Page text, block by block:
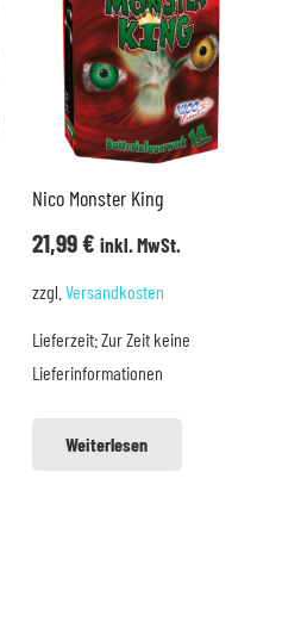
Nico Monster King
21,99€ inkl. MwSt.
zzgl. Versandkosten
Lieferzeit:Zur Zeit keine
Lieferinformationen
Weiterlesen